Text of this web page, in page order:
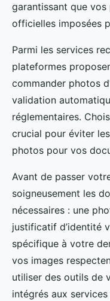
garantissant que
officielles imposées
Parmi les services
plateformes
commander photos
validation
réglementaires.
crucial pour éviter
photos pour vos
Avant de passer
soigneusement les
nécessaires : une
justificatif d’identité
spécifique à votre
vos images
utiliser des outils de
intégrés aux